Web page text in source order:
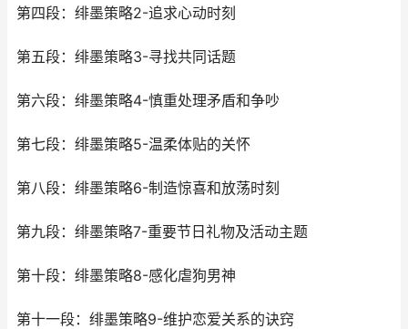
第四段：绯墨策略2-追求心动时刻
第五段：绯墨策略3-寻找共同话题
第六段：绯墨策略4-慎重处理矛盾和争吵
第七段：绯墨策略5-温柔体贴的关怀
第八段：绯墨策略6-制造惊喜和放荡时刻
第九段：绯墨策略7-重要节日礼物及活动主题
第十段：绯墨策略8-感化虐狗男神
第十一段：绯墨策略9-维护恋爱关系的诀窍